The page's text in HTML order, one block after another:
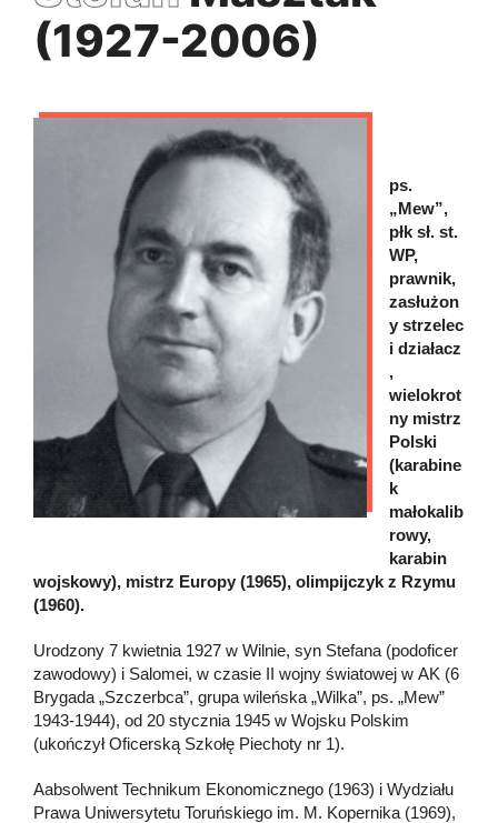
(1927-2006)
ps.
„Mew”,
płk sł. st.
WP,
prawnik,
zasłużon
y strzelec
i działacz
,
wielokrot
ny mistrz
Polski
(karabine
k
małokalib
rowy,
karabin
wojskowy), mistrz Europy (1965), olimpijczyk z Rzymu
(1960).
Urodzony 7 kwietnia 1927 w Wilnie, syn Stefana (podoficer
zawodowy) i Salomei, w czasie II wojny światowej w AK (6
Brygada „Szczerbca”, grupa wileńska „Wilka”, ps. „Mew”
1943-1944), od 20 stycznia 1945 w Wojsku Polskim
(ukończył Oficerską Szkołę Piechoty nr 1).
Aabsolwent Technikum Ekonomicznego (1963) i Wydziału
Prawa Uniwersytetu Toruńskiego im. M. Kopernika (1969),